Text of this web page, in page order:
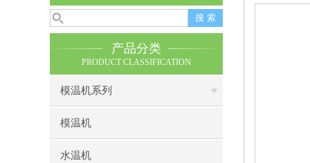
产品分类
PRODUCT CLASSIFICATION
模温机系列
模温机
水温机